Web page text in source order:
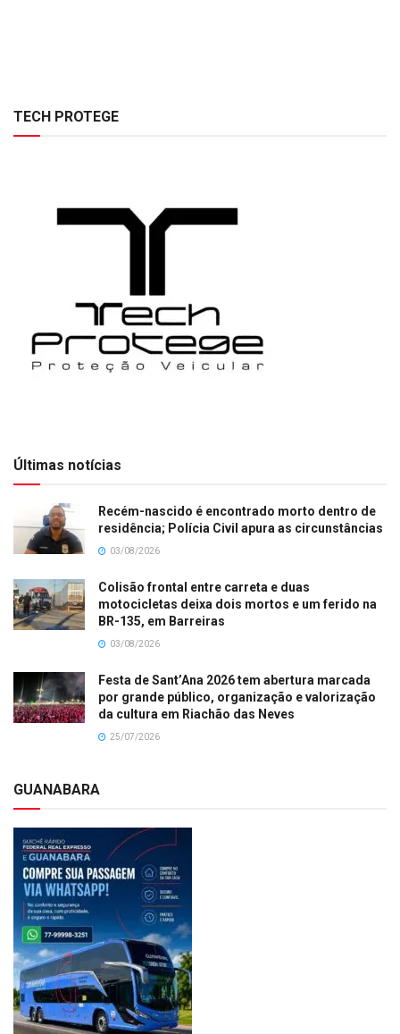
TECH PROTEGE
Últimas notícias
Recém-nascido é encontrado morto dentro de
residência; Polícia Civil apura as circunstâncias
03/08/2026
Colisão frontal entre carreta e duas
motocicletas deixa dois mortos e um ferido na
BR-135, em Barreiras
03/08/2026
Festa de Sant’Ana 2026 tem abertura marcada
por grande público, organização e valorização
da cultura em Riachão das Neves
25/07/2026
GUANABARA